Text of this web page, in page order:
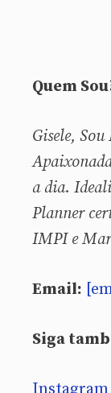
Quem
Gisele, Sou
a dia.
Planner
IMPI e
Email:
Siga